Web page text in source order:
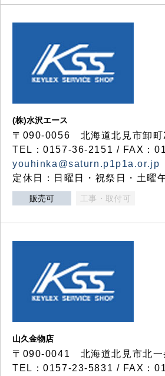
(株)水沢エース
〒090-0056 北海道北見市卸町
TEL：0157-36-2151 / FAX：
youhinka@saturn.p1p1a.or.jp
定休日：日曜日・祝祭日・土曜
販売可 工事・取付可
山久金物店
〒090-0041 北海道北見市北一
TEL：0157-23-5831 / FAX：